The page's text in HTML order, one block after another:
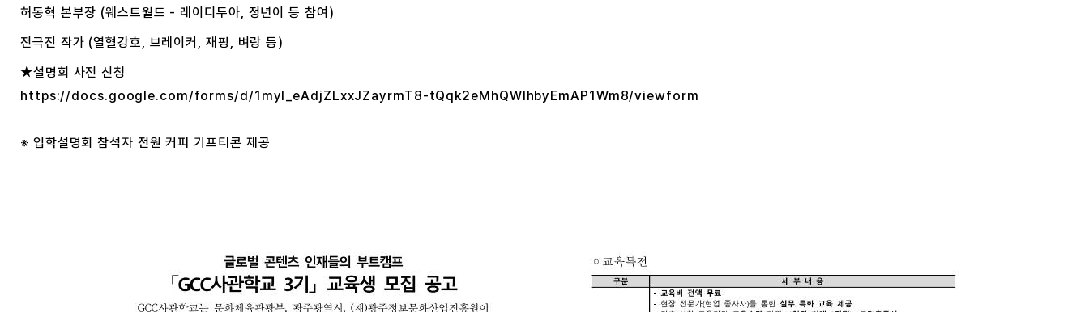
허동혁 본부장 (웨스트월드 - 레이디두아, 정년이 등 참여)
전극진 작가 (열혈강호, 브레이커, 재핑, 벼랑 등)
★설명회 사전 신청
https://docs.google.com/forms/d/1myl_eAdjZLxxJZayrmT8-tQqk2eMhQWIhbyEmAP1Wm8/viewform
※ 입학설명회 참석자 전원 커피 기프티콘 제공